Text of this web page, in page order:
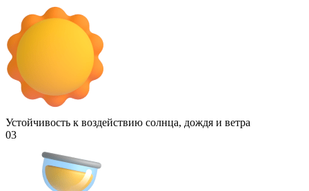
Устойчивость к воздействию солнца, дождя и ветра
03